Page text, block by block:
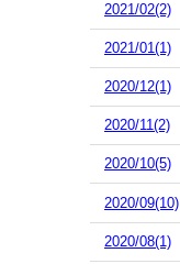
2021/02(2)
2021/01(1)
2020/12(1)
2020/11(2)
2020/10(5)
2020/09(10)
2020/08(1)